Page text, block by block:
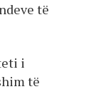
të
i
të